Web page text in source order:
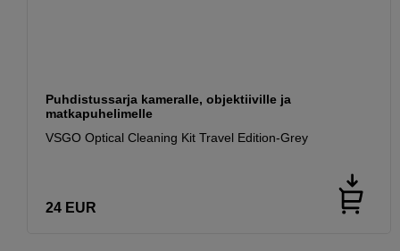
Puhdistussarja kameralle, objektiiville ja
matkapuhelimelle
VSGO Optical Cleaning Kit Travel Edition-Grey
24 EUR